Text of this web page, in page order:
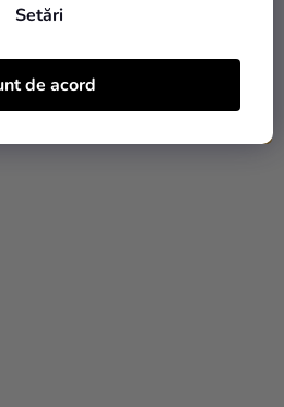
Setări
de acord
floare roz deschis 25 cm
4,90 Lei
ADAUGĂ ÎN COŞ